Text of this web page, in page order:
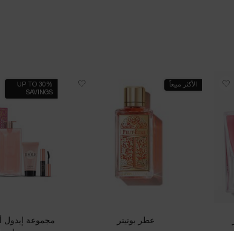
الأكثر مبيعاً
عطر بوتيتر
UP TO 30%
SAVINGS